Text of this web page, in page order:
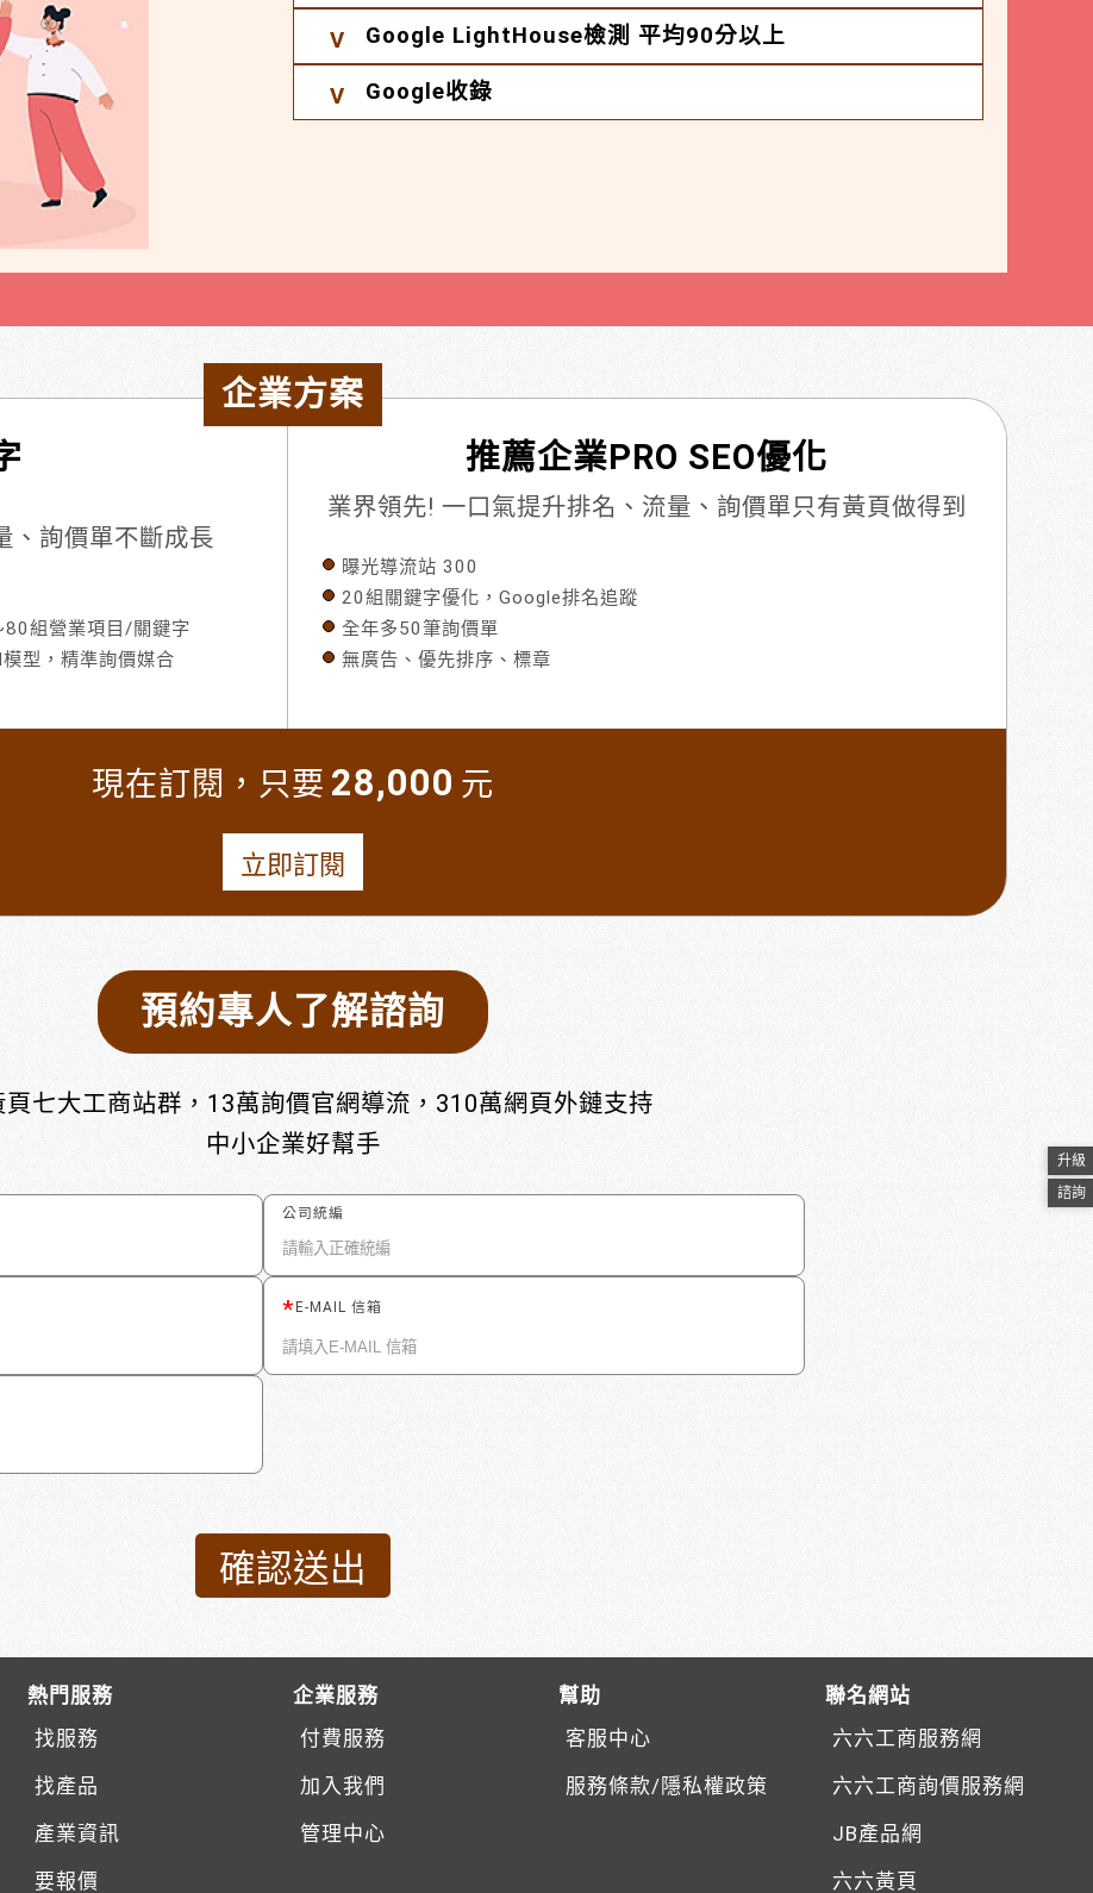
Google LightHouse檢測 平均90分以上
Google收錄
企業方案
、詢價單不斷成長
組營業項目/關鍵字
型，精準詢價媒合
推薦企業PRO SEO優化
業界領先! 一口氣提升排名、流量、詢價單只有黃頁做得到
曝光導流站 300
20組關鍵字優化，Google排名追蹤
全年多50筆詢價單
無廣告、優先排序、標章
現在訂閱，只要 28,000 元
立即訂閱
預約專人了解諮詢
頁七大工商站群，13萬詢價官網導流，310萬網頁外鏈支持
中小企業好幫手
公司統編
E-MAIL 信箱
熱門服務
找服務
找產品
產業資訊
要報價
企業服務
付費服務
加入我們
管理中心
幫助
客服中心
服務條款/隱私權政策
聯名網站
六六工商服務網
六六工商詢價服務網
JB產品網
六六黃頁
升級
諮詢